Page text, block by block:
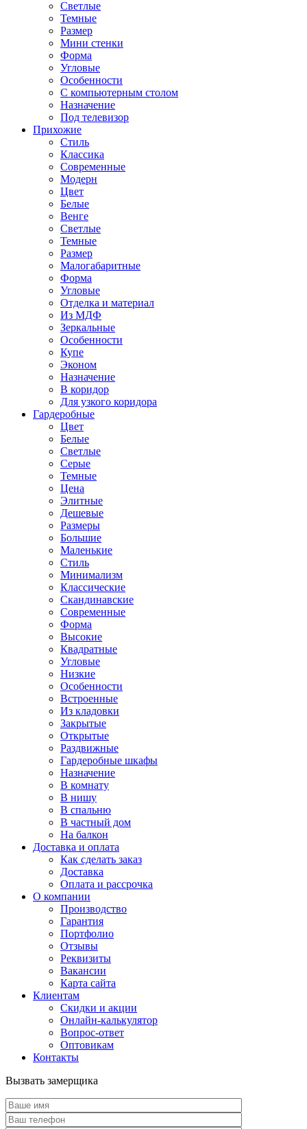
Светлые
Темные
Размер
Мини стенки
Форма
Угловые
Особенности
С компьютерным столом
Назначение
Под телевизор
Прихожие
Стиль
Классика
Современные
Модерн
Цвет
Белые
Венге
Светлые
Темные
Размер
Малогабаритные
Форма
Угловые
Отделка и материал
Из МДФ
Зеркальные
Особенности
Купе
Эконом
Назначение
В коридор
Для узкого коридора
Гардеробные
Цвет
Белые
Светлые
Серые
Темные
Цена
Элитные
Дешевые
Размеры
Большие
Маленькие
Стиль
Минимализм
Классические
Скандинавские
Современные
Форма
Высокие
Квадратные
Угловые
Низкие
Особенности
Встроенные
Из кладовки
Закрытые
Открытые
Раздвижные
Гардеробные шкафы
Назначение
В комнату
В нишу
В спальню
В частный дом
На балкон
Доставка и оплата
Как сделать заказ
Доставка
Оплата и рассрочка
О компании
Производство
Гарантия
Портфолио
Отзывы
Реквизиты
Вакансии
Карта сайта
Клиентам
Скидки и акции
Онлайн-калькулятор
Вопрос-ответ
Оптовикам
Контакты
Вызвать замерщика